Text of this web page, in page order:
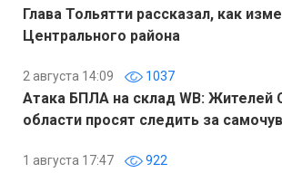
Глава Тольятти рассказал, как
Центрального района
2 августа 14:09 1037
Атака БПЛА на склад WB: Жителей
области просят следить за
1 августа 17:47 922